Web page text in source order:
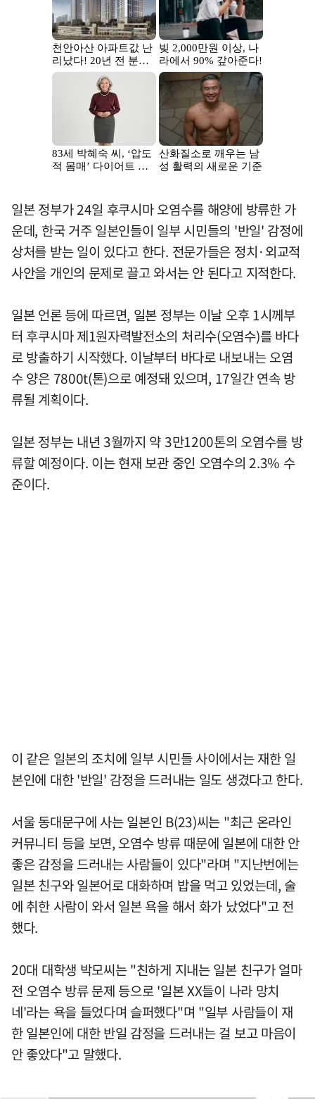
일본 정부가 24일 후쿠시마 오염수를 해양에 방류한 가
운데, 한국 거주 일본인들이 일부 시민들의 '반일' 감정에
상처를 받는 일이 있다고 한다. 전문가들은 정치·외교적
사안을 개인의 문제로 끌고 와서는 안 된다고 지적한다.
일본 언론 등에 따르면, 일본 정부는 이날 오후 1시께부
터 후쿠시마 제1원자력발전소의 처리수(오염수)를 바다
로 방출하기 시작했다. 이날부터 바다로 내보내는 오염
수 양은 7800t(톤)으로 예정돼 있으며, 17일간 연속 방
류될 계획이다.
일본 정부는 내년 3월까지 약 3만1200톤의 오염수를 방
류할 예정이다. 이는 현재 보관 중인 오염수의 2.3% 수
준이다.
이 같은 일본의 조치에 일부 시민들 사이에서는 재한 일
본인에 대한 '반일' 감정을 드러내는 일도 생겼다고 한다.
서울 동대문구에 사는 일본인 B(23)씨는 "최근 온라인
커뮤니티 등을 보면, 오염수 방류 때문에 일본에 대한 안
좋은 감정을 드러내는 사람들이 있다"라며 "지난번에는
일본 친구와 일본어로 대화하며 밥을 먹고 있었는데, 술
에 취한 사람이 와서 일본 욕을 해서 화가 났었다"고 전
했다.
20대 대학생 박모씨는 "친하게 지내는 일본 친구가 얼마
전 오염수 방류 문제 등으로 '일본 XX들이 나라 망치
네'라는 욕을 들었다며 슬퍼했다"며 "일부 사람들이 재
한 일본인에 대한 반일 감정을 드러내는 걸 보고 마음이
안 좋았다"고 말했다.